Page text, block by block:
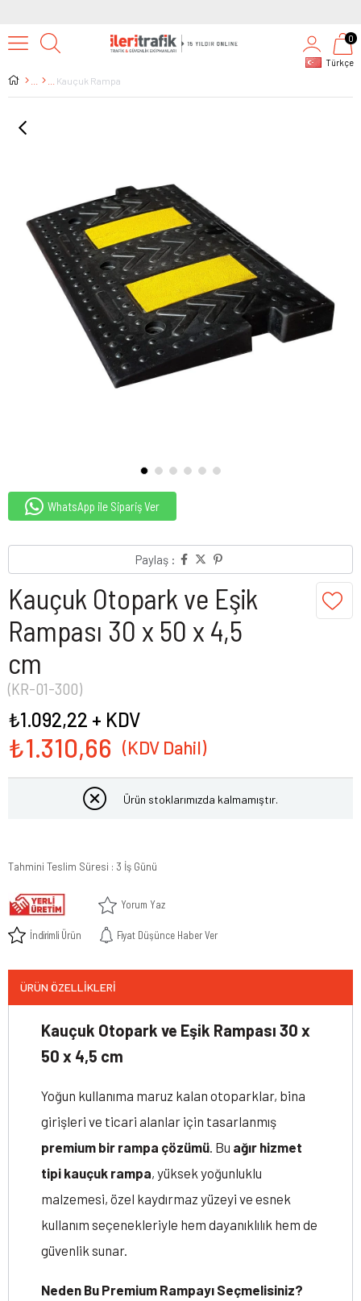
Türkçe
0
Kauçuk Rampa
WhatsApp ile Sipariş Ver
Paylaş :
Kauçuk Otopark ve Eşik
Rampası 30 x 50 x 4,5
cm
(KR-01-300)
₺1.310,66
₺1.092,22 + KDV
Ürün stoklarımızda kalmamıştır.
Tahmini Teslim Süresi : 3 İş Günü
Yorum Yaz
İndirimli Ürün Fiyat Düşünce Haber Ver
ÜRÜN ÖZELLIKLERI
Kauçuk Otopark ve Eşik Rampası 30 x
50 x 4,5 cm
Yoğun kullanıma maruz kalan otoparklar, bina
girişleri ve ticari alanlar için tasarlanmış
premium bir rampa çözümü. Bu ağır hizmet
tipi kauçuk rampa, yüksek yoğunluklu
malzemesi, özel kaydırmaz yüzeyi ve esnek
kullanım seçenekleriyle hem dayanıklılık hem de
güvenlik sunar.
Neden Bu Premium Rampayı Seçmelisiniz?